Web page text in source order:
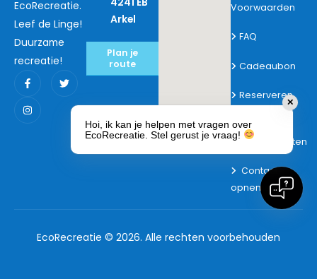
EcoRecreatie.
Leef de Linge!
Duurzame
recreatie!
Arkel
Plan je
route
Voorwaarden
FAQ
Cadeaubon
Reserveren
Arrangementen
Contact
opnemen
EcoRecreatie © 2026. Alle rechten voorbehouden
✕
Hoi, ik kan je helpen met vragen over
EcoRecreatie. Stel gerust je vraag!